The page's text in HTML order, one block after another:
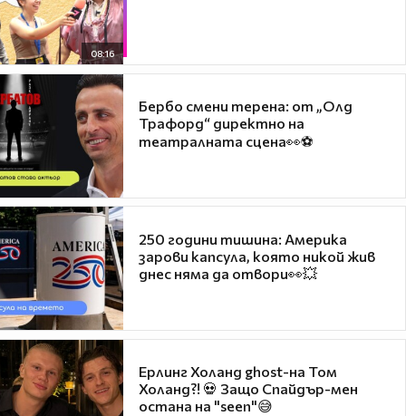
08:16
Бербо смени терена: от „Олд
Трафорд“ директно на
театралната сцена👀⚽
250 години тишина: Америка
зарови капсула, която никой жив
днес няма да отвори👀💥
Ерлинг Холанд ghost-на Том
Холанд?! 💀 Защо Спайдър-мен
остана на "seen"😅